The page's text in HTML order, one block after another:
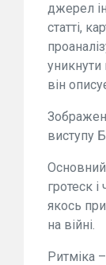
джерел
статті,
уникнути
він
виступу
Основний
гротеск
якось
на війні.
Ритміка